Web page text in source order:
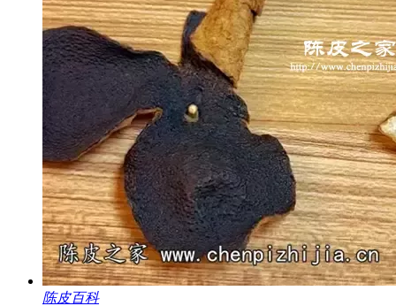
陈皮百科